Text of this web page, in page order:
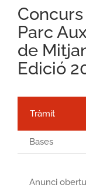
Parc
de
Edició
Tràmit
Bases
Anunci